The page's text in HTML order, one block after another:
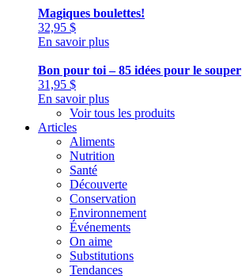
Magiques boulettes!
32,95 $
En savoir plus
Bon pour toi – 85 idées pour le souper
31,95 $
En savoir plus
Voir tous les produits
Articles
Aliments
Nutrition
Santé
Découverte
Conservation
Environnement
Événements
On aime
Substitutions
Tendances